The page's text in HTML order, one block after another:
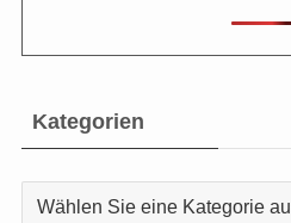
Kategorien
Kategorien